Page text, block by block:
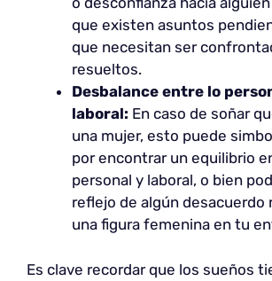
que existen asuntos
que necesitan ser
resueltos.
Desbalance entre lo
laboral: En caso de soñar
una mujer, esto puede
por encontrar un equilibrio
personal y laboral, o bien
reflejo de algún desacuerdo
una figura femenina en tu
Es clave recordar que los sueños